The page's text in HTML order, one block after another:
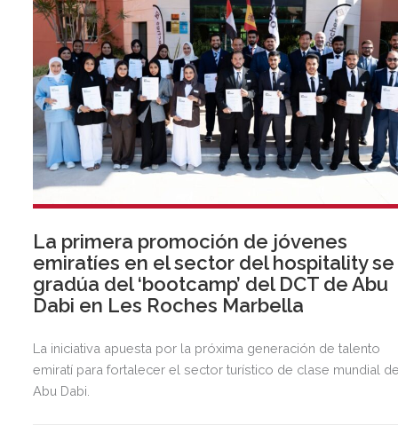
La primera promoción de jóvenes
emiratíes en el sector del hospitality se
gradúa del ‘bootcamp’ del DCT de Abu
Dabi en Les Roches Marbella
La iniciativa apuesta por la próxima generación de talento
emiratí para fortalecer el sector turístico de clase mundial
Abu Dabi.